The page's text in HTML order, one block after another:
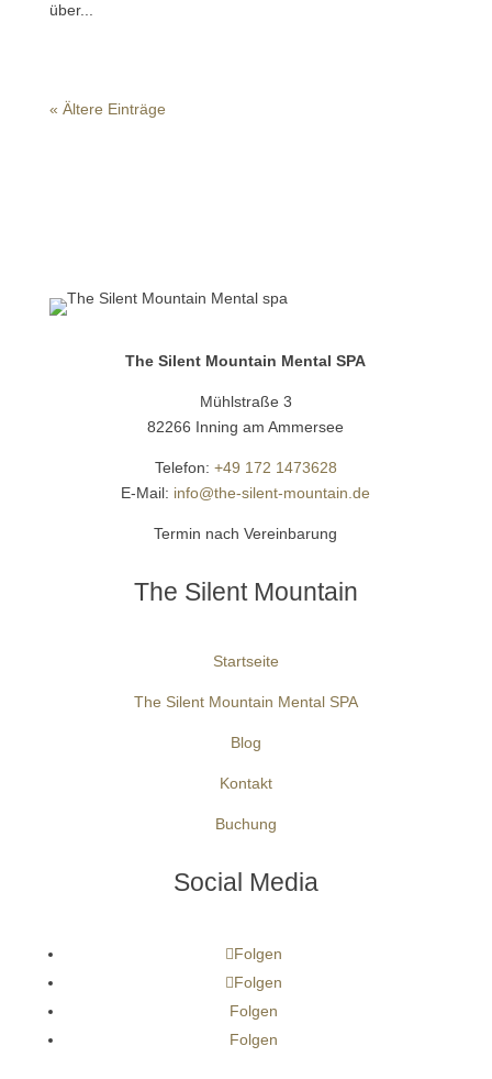
über...
« Ältere Einträge
The Silent Mountain Mental SPA
Mühlstraße 3
82266 Inning am Ammersee
Telefon: +49 172 1473628
E-Mail: info@the-silent-mountain.de
Termin nach Vereinbarung
The Silent Mountain
Startseite
The Silent Mountain Mental SPA
Blog
Kontakt
Buchung
Social Media
Folgen
Folgen
Folgen
Folgen